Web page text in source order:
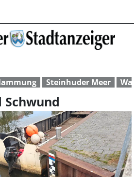
Schlamm und
Steinhuder Meer
Schwund